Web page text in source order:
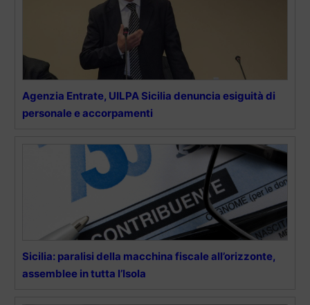
Agenzia Entrate, UILPA Sicilia denuncia esiguità di
personale e accorpamenti
Sicilia: paralisi della macchina fiscale all’orizzonte,
assemblee in tutta l’Isola